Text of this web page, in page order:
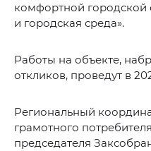
комфортной городской
и городская среда».
Работы на объекте,
откликов, проведут в
Региональный
грамотного
председателя